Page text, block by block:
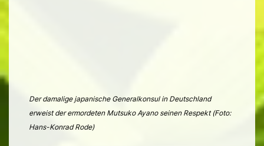
Der damalige japanische Generalkonsul in Deutschland
erweist der ermordeten Mutsuko Ayano seinen Respekt (Foto:
Hans-Konrad Rode)